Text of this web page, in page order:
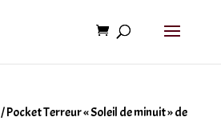
/ Pocket Terreur « Soleil de minuit » de